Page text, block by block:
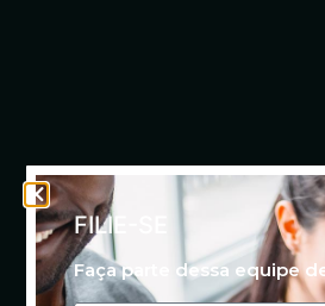
FILIE-SE
Faça parte dessa equipe